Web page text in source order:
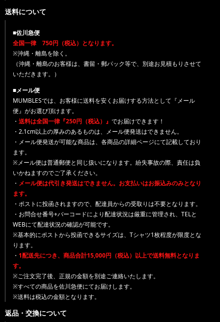
送料について
■佐川急便
全国一律 750円（税込）となります。
※沖縄・離島を除く。
（沖縄・離島のお客様は、書留・郵パック等で、別途お見積もりさせて
いただきます。）
■メール便
MUMBLESでは、お客様に送料を安くお届けする方法として『メール
便』がお選び頂けます。
・ 送料は全国一律『250円（税込）』 でお届けできます！
・2.1cm以上の厚みのあるものは、メール便発送はできません。
・メール便発送が可能な商品は、各商品の詳細ページにて記載しており
ます。
※メール便は普通郵便と同じ扱いになります。紛失事故の際、責任は負
いかねますのでご了承ください。
・ メール便は代引き発送はできません。お支払いはお振込みのみとなり
ます。
・ポストに投函されますので、配達員からの受取りは不要となります。
・お問合せ番号+バーコードにより配達状況は厳重に管理され、TELと
WEBにて配達状況の確認が可能です。
※基本的にポストから投函できるサイズは、Tシャツ1枚程度が限度とな
ります。
・ 1配送先につき、商品合計15,000円（税込）以上で送料無料となりま
す。
※ご注文完了後、正規の金額を別途ご連絡いたします。
※すべての商品を佐川急便にてお届けします。
※送料は税込の金額となります。
返品・交換について